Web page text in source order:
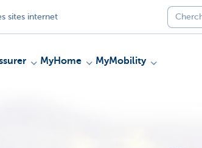
sites internet
MyHome MyMobility